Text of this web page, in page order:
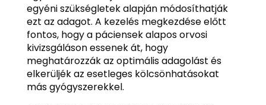
egyéni szükségletek alapján módosíthatják
ezt az adagot. A kezelés megkezdése előtt
fontos, hogy a páciensek alapos orvosi
kivizsgáláson essenek át, hogy
meghatározzák az optimális adagolást és
elkerüljék az esetleges kölcsönhatásokat
más gyógyszerekkel.